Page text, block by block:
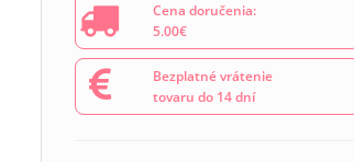
Cena doručenia:
5.00€
Bezplatné vrátenie
tovaru do 14 dní